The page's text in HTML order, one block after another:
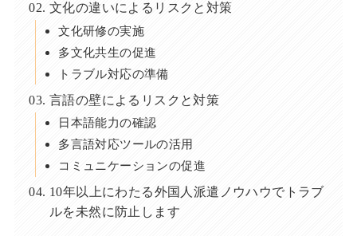
文化の違いによるリスクと対策
文化研修の実施
多文化共生の促進
トラブル対応の準備
言語の壁によるリスクと対策
日本語能力の確認
多言語対応ツールの活用
コミュニケーションの促進
10年以上にわたる外国人派遣ノウハウでトラブ
ルを未然に防止します